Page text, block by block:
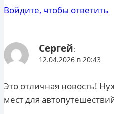
Войдите, чтобы ответить
Сергей:
12.04.2026 в 20:43
Это отличная новость!
мест для